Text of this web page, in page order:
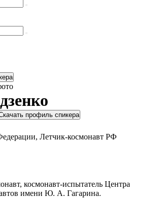
профиль спикера
Летчик-космонавт РФ
космонавт-испытатель Центра
имени Ю. А. Гагарина.